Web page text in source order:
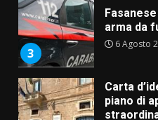
3
arma da
6 Agosto
Carta
piano di